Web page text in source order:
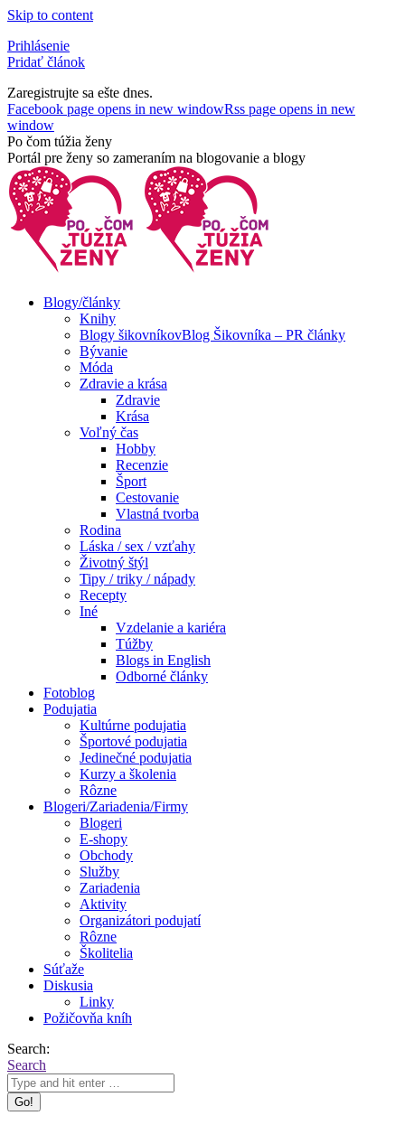
Skip to content
Prihlásenie
Pridať článok
Zaregistrujte sa ešte dnes.
Facebook page opens in new windowRss page opens in new
window
Po čom túžia ženy
Portál pre ženy so zameraním na blogovanie a blogy
Blogy/články
Knihy
Blogy šikovníkovBlog Šikovníka – PR články
Bývanie
Móda
Zdravie a krása
Zdravie
Krása
Voľný čas
Hobby
Recenzie
Šport
Cestovanie
Vlastná tvorba
Rodina
Láska / sex / vzťahy
Životný štýl
Tipy / triky / nápady
Recepty
Iné
Vzdelanie a kariéra
Túžby
Blogs in English
Odborné články
Fotoblog
Podujatia
Kultúrne podujatia
Športové podujatia
Jedinečné podujatia
Kurzy a školenia
Rôzne
Blogeri/Zariadenia/Firmy
Blogeri
E-shopy
Obchody
Služby
Zariadenia
Aktivity
Organizátori podujatí
Rôzne
Školitelia
Súťaže
Diskusia
Linky
Požičovňa kníh
Search:
Search